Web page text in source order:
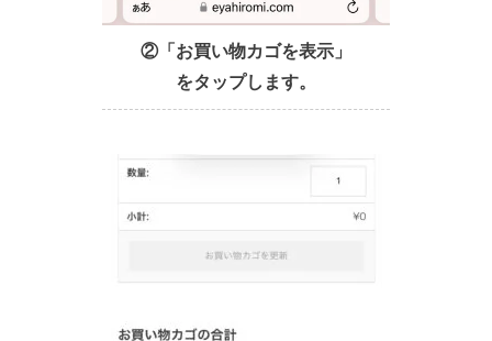
②「お買い物カゴを表示」
をタップします。